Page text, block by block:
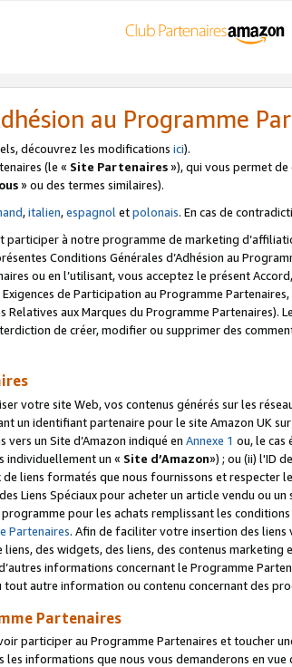
au Programme
découvrez les modifications ici).
(le « Site Partenaires»), qui vous permet
» ou des termes similaires).
,italien,espagnoletpolonais. En cas de
à notre programme de marketing
Conditions Générales d’Adhésion au
ou en l’utilisant, vous acceptez le présent
de Participation au Programme
Relatives aux Marques du Programme
de créer, modifier ou supprimer des
votre site Web, vos contenus générés sur les
un identifiant partenaire pour le site Amazon UK
un Site d’Amazon indiqué en Annexe 1 ou, le cas
individuellement un « Site d’Amazon») ; ou (ii) l'ID
liens formatés que nous fournissons et respecter
Liens Spéciaux pour acheter un article vendu ou
pour les achats remplissant les
Partenaires. Afin de faciliter votre insertion des
des widgets, des liens, des contenus
informations concernant le Programme
autre information ou contenu concernant des
Partenaires
participer au Programme Partenaires et toucher
informations que nous vous demanderons en